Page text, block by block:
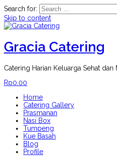
Search for:
Skip to content
Gracia Catering
Catering Harian Keluarga Sehat dan
Rp0.00
Home
Catering Gallery
Prasmanan
Nasi Box
Tumpeng
Kue Basah
Blog
Profile